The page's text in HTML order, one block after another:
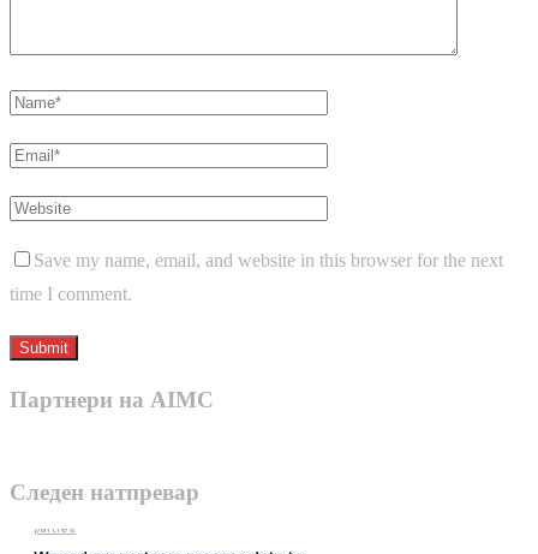
Save my name, email, and website in this browser for the next
time I comment.
Партнери на AIMC
Следен натпревар